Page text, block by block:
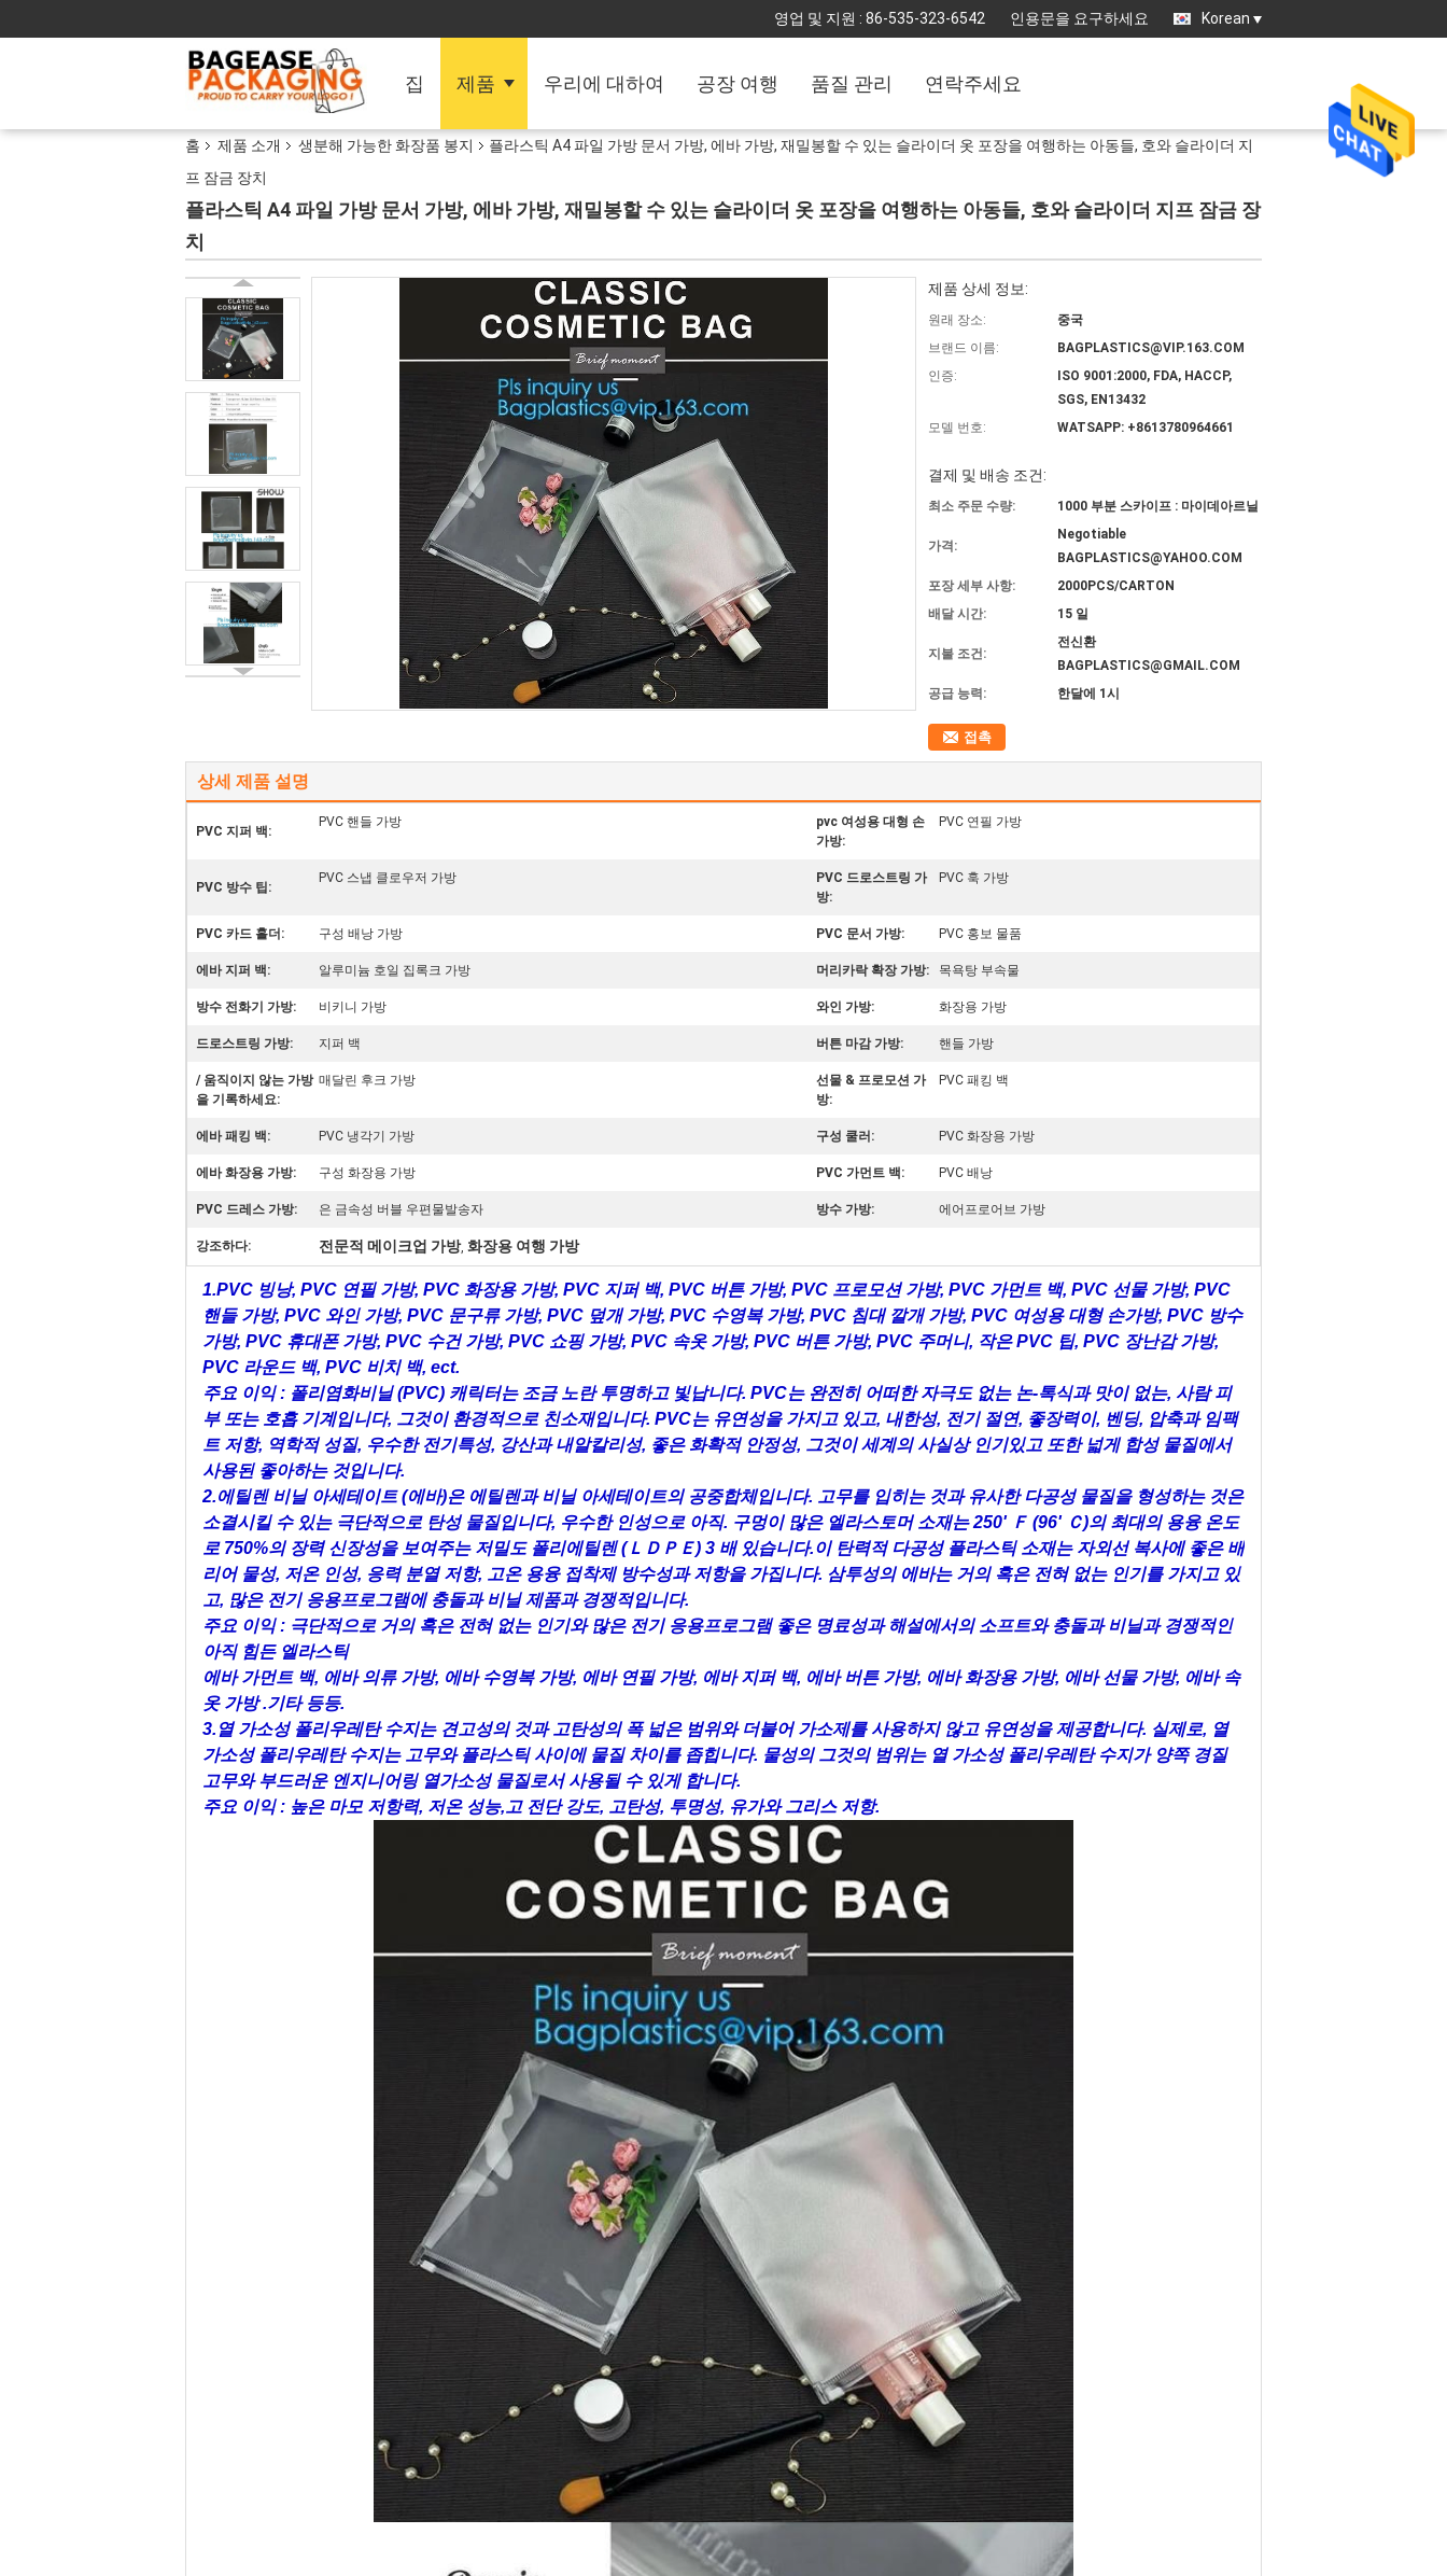
영업 및 지원 : 86-535-323-6542 인용문을 요구하세요 Korean
집 제품 우리에 대하여 공장 여행 품질 관리 연락주세요
홈 제품 소개 생분해 가능한 화장품 봉지
플라스틱 A4 파일 가방 문서 가방, 에바 가방, 재밀봉할 수 있는 슬라이더 옷 포장을 여행하는 아동들, 호와 슬라이더 지
프 잠금 장치
플라스틱 A4 파일 가방 문서 가방, 에바 가방, 재밀봉할 수 있는 슬라이더 옷 포장을 여행하는 아동들, 호와 슬라이더 지프 잠금 장
치
제품 상세 정보:
원래 장소:
중국
브랜드 이름:
BAGPLASTICS@VIP.163.COM
인증:
ISO 9001:2000, FDA, HACCP,
SGS, EN13432
모델 번호:
WATSAPP: +8613780964661
결제 및 배송 조건:
최소 주문 수량: 1000 부분 스카이프 : 마이데아르닐
가격:
Negotiable
BAGPLASTICS@YAHOO.COM
포장 세부 사항:
2000PCS/CARTON
배달 시간:
15 일
지불 조건:
전신환
BAGPLASTICS@GMAIL.COM
공급 능력:
한달에 1시
접촉
상세 제품 설명
PVC 지퍼 백:
PVC 핸들 가방
pvc 여성용 대형 손
가방:
PVC 연필 가방
PVC 방수 팁:
PVC 스냅 클로우저 가방
PVC 드로스트링 가
방:
PVC 훅 가방
PVC 카드 홀더: 구성 배낭 가방 PVC 문서 가방: PVC 홍보 물품
에바 지퍼 백: 알루미늄 호일 집록크 가방 머리카락 확장 가방: 목욕탕 부속물
방수 전화기 가방: 비키니 가방 와인 가방: 화장용 가방
드로스트링 가방: 지퍼 백 버튼 마감 가방: 핸들 가방
/ 움직이지 않는 가방
을 기록하세요:
매달린 후크 가방
선물 & 프로모션 가
방:
PVC 패킹 백
에바 패킹 백: PVC 냉각기 가방 구성 쿨러: PVC 화장용 가방
에바 화장용 가방: 구성 화장용 가방 PVC 가먼트 백: PVC 배낭
PVC 드레스 가방: 은 금속성 버블 우편물발송자 방수 가방: 에어프로어브 가방
강조하다: 전문적 메이크업 가방, 화장용 여행 가방
1.PVC 빙낭, PVC 연필 가방, PVC 화장용 가방, PVC 지퍼 백, PVC 버튼 가방, PVC 프로모션 가방, PVC 가먼트 백, PVC 선물 가방, PVC
핸들 가방, PVC 와인 가방, PVC 문구류 가방, PVC 덮개 가방, PVC 수영복 가방, PVC 침대 깔개 가방, PVC 여성용 대형 손가방, PVC 방수
가방, PVC 휴대폰 가방, PVC 수건 가방, PVC 쇼핑 가방, PVC 속옷 가방, PVC 버튼 가방, PVC 주머니, 작은 PVC 팁, PVC 장난감 가방,
PVC 라운드 백, PVC 비치 백, ect.
주요 이익 : 폴리염화비닐 (PVC) 캐릭터는 조금 노란 투명하고 빛납니다. PVC는 완전히 어떠한 자극도 없는 논-톡식과 맛이 없는, 사람 피
부 또는 호흡 기계입니다, 그것이 환경적으로 친소재입니다. PVC는 유연성을 가지고 있고, 내한성, 전기 절연, 좋장력이, 벤딩, 압축과 임팩
트 저항, 역학적 성질, 우수한 전기특성, 강산과 내알칼리성, 좋은 화확적 안정성, 그것이 세계의 사실상 인기있고 또한 넓게 합성 물질에서
사용된 좋아하는 것입니다.
2.에틸렌 비닐 아세테이트 (에바)은 에틸렌과 비닐 아세테이트의 공중합체입니다. 고무를 입히는 것과 유사한 다공성 물질을 형성하는 것은
소결시킬 수 있는 극단적으로 탄성 물질입니다, 우수한 인성으로 아직. 구멍이 많은 엘라스토머 소재는 250' Ｆ (96' Ｃ)의 최대의 용융 온도
로 750%의 장력 신장성을 보여주는 저밀도 폴리에틸렌 (ＬＤＰＥ) 3 배 있습니다.이 탄력적 다공성 플라스틱 소재는 자외선 복사에 좋은 배
리어 물성, 저온 인성, 응력 분열 저항, 고온 용융 접착제 방수성과 저항을 가집니다. 삼투성의 에바는 거의 혹은 전혀 없는 인기를 가지고 있
고, 많은 전기 응용프로그램에 충돌과 비닐 제품과 경쟁적입니다.
주요 이익 : 극단적으로 거의 혹은 전혀 없는 인기와 많은 전기 응용프로그램 좋은 명료성과 해설에서의 소프트와 충돌과 비닐과 경쟁적인
아직 힘든 엘라스틱
에바 가먼트 백, 에바 의류 가방, 에바 수영복 가방, 에바 연필 가방, 에바 지퍼 백, 에바 버튼 가방, 에바 화장용 가방, 에바 선물 가방, 에바 속
옷 가방 .기타 등등.
3.열 가소성 폴리우레탄 수지는 견고성의 것과 고탄성의 폭 넓은 범위와 더불어 가소제를 사용하지 않고 유연성을 제공합니다. 실제로, 열
가소성 폴리우레탄 수지는 고무와 플라스틱 사이에 물질 차이를 좁힙니다. 물성의 그것의 범위는 열 가소성 폴리우레탄 수지가 양쪽 경질
고무와 부드러운 엔지니어링 열가소성 물질로서 사용될 수 있게 합니다.
주요 이익 : 높은 마모 저항력, 저온 성능,고 전단 강도, 고탄성, 투명성, 유가와 그리스 저항.